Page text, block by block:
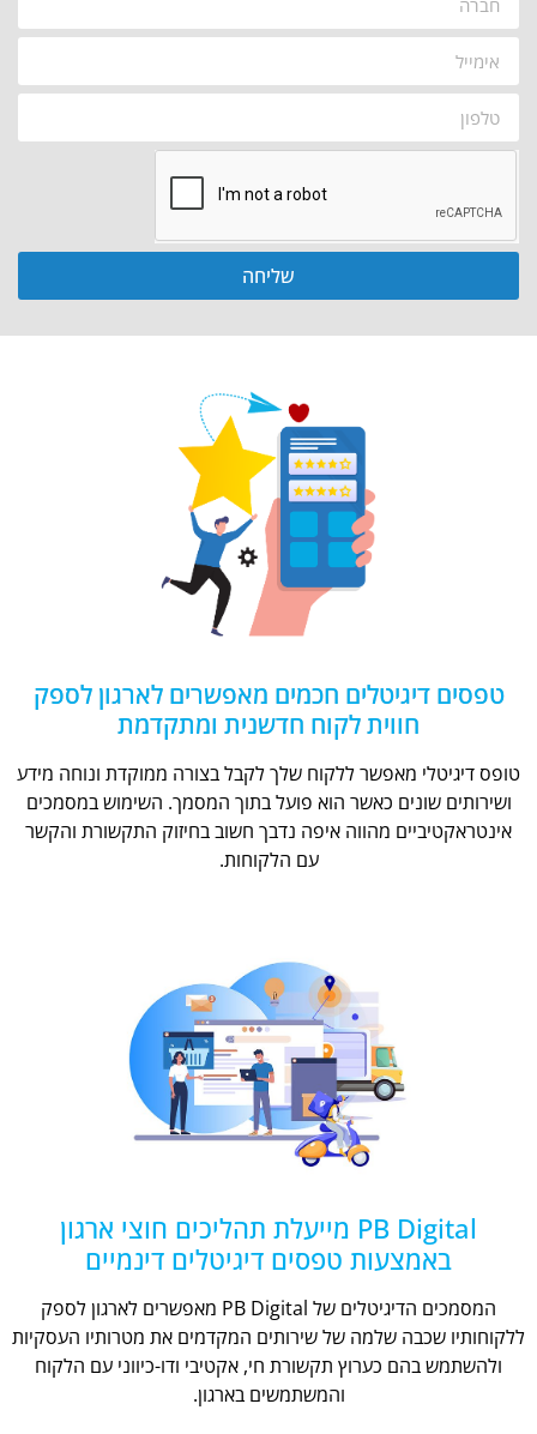
שליחה
טפסים דיגיטלים חכמים מאפשרים לארגון לספק
חווית לקוח חדשנית ומתקדמת
טופס דיגיטלי מאפשר ללקוח שלך לקבל בצורה ממוקדת ונוחה מידע
ושירותים שונים כאשר הוא פועל בתוך המסמך. השימוש במסמכים
אינטראקטיביים מהווה איפה נדבך חשוב בחיזוק התקשורת והקשר
עם הלקוחות.
PB Digital מייעלת תהליכים חוצי ארגון
באמצעות טפסים דיגיטלים דינמיים
המסמכים הדיגיטלים של PB Digital מאפשרים לארגון לספק
ללקוחותיו שכבה שלמה של שירותים המקדמים את מטרותיו העסקיות
ולהשתמש בהם כערוץ תקשורת חי, אקטיבי ודו-כיווני עם הלקוח
והמשתמשים בארגון.